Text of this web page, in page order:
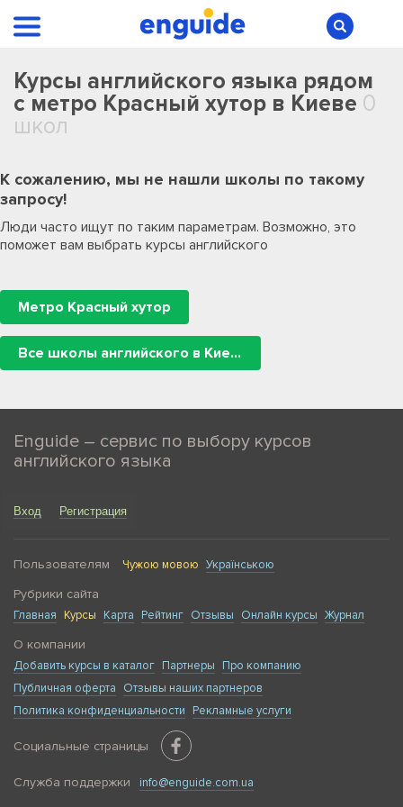
Курсы английского языка рядом
с метро Красный хутор в Киеве 0
школ
К сожалению, мы не нашли школы по такому
запросу!
Люди часто ищут по таким параметрам. Возможно, это
поможет вам выбрать курсы английского
Метро Красный хутор
Все школы английского в Киеве
Enguide – сервис по выбору курсов
английского языка
Вход Регистрация
Пользователям Чужою мовою Українською
Рубрики сайта
Главная Курсы Карта Рейтинг Отзывы Онлайн курсы Журнал
О компании
Добавить курсы в каталог Партнеры
Про компанию
Публичная оферта
Отзывы наших партнеров
Политика конфиденциальности
Рекламные услуги
Социальные страницы
Служба поддержки info@enguide.com.ua